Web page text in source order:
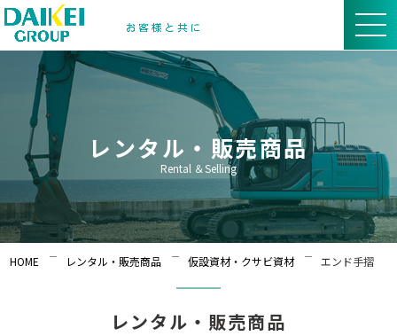
レンタル・販売商品
Rental ＆Selling
HOME レンタル・販売商品 仮設資材・クサビ資材 エンド手摺
レンタル・販売商品